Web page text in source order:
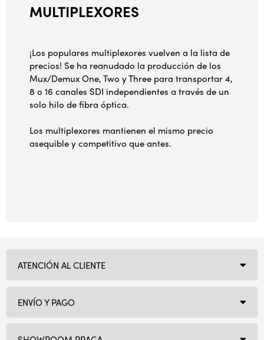
MULTIPLEXORES
¡Los populares multiplexores vuelven a la lista de
precios! Se ha reanudado la producción de los
Mux/Demux One, Two y Three para transportar 4,
8 o 16 canales SDI independientes a través de un
solo hilo de fibra óptica.
Los multiplexores mantienen el mismo precio
asequible y competitivo que antes.
ATENCIÓN AL CLIENTE
ENVÍO Y PAGO